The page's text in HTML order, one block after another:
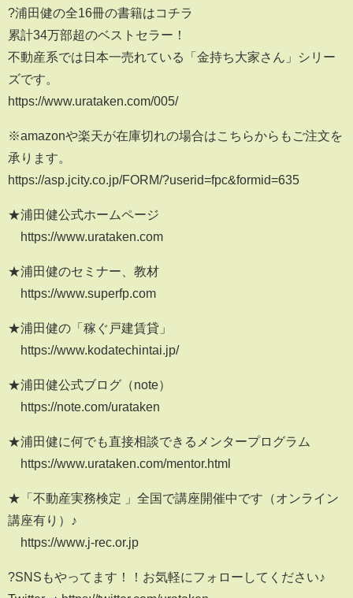
?浦田健の全16冊の書籍はコチラ
累計34万部超のベストセラー！
不動産系では日本一売れている「金持ち大家さん」シリー
ズです。
https://www.urataken.com/005/
※amazonや楽天が在庫切れの場合はこちらからもご注文を
承ります。
https://asp.jcity.co.jp/FORM/?userid=fpc&formid=635
★浦田健公式ホームページ
https://www.urataken.com
★浦田健のセミナー、教材
https://www.superfp.com
★浦田健の「稼ぐ戸建賃貸」
https://www.kodatechintai.jp/
★浦田健公式ブログ（note）
https://note.com/urataken
★浦田健に何でも直接相談できるメンタープログラム
https://www.urataken.com/mentor.html
★「不動産実務検定 」全国で講座開催中です（オンライン
講座有り）♪
https://www.j-rec.or.jp
?SNSもやってます！！お気軽にフォローしてください♪